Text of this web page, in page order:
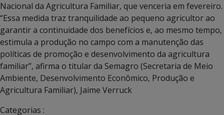
Nacional da Agricultura Familiar, que venceria em fevereiro.
“Essa medida traz tranquilidade ao pequeno agricultor ao
garantir a continuidade dos benefícios e, ao mesmo tempo,
estimula a produção no campo com a manutenção das
políticas de promoção e desenvolvimento da agricultura
familiar”, afirma o titular da Semagro (Secretaria de Meio
Ambiente, Desenvolvimento Econômico, Produção e
Agricultura Familiar), Jaime Verruck
Categorias :